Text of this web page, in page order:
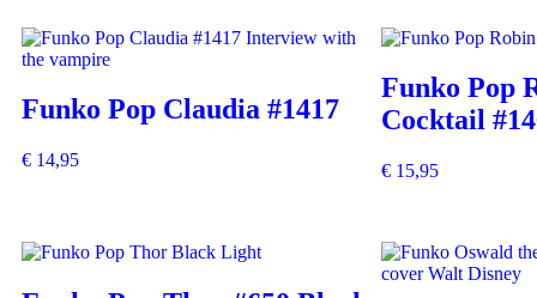
Funko Pop Claudia #1417
€ 14,95
Funko Pop
Cocktail
€ 15,95